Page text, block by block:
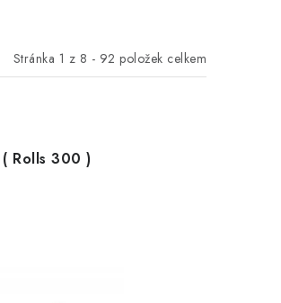
Stránka 1 z 8 - 92 položek celkem
Rolls 300 )